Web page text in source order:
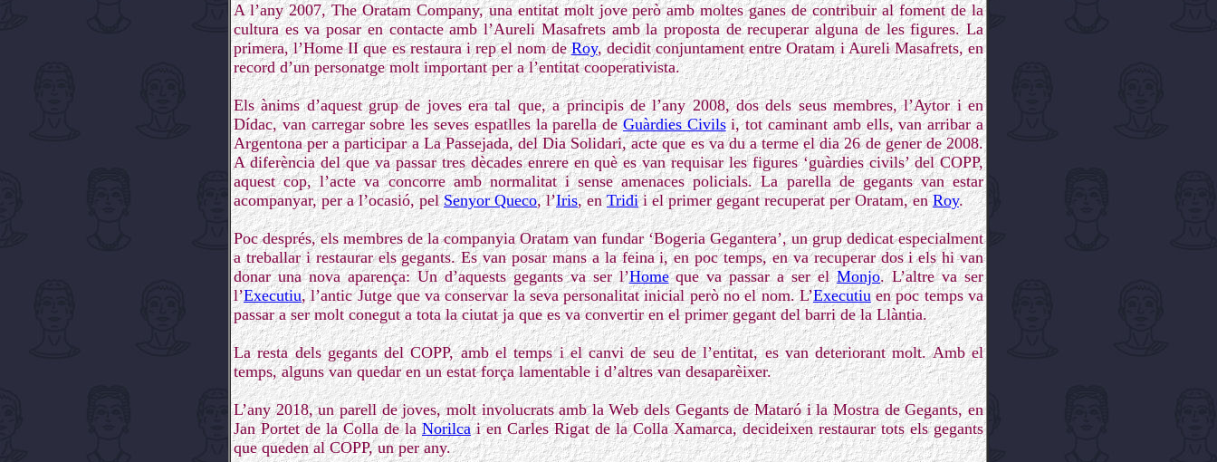
A l’any 2007, The Oratam Company, una entitat molt jove però amb moltes ganes de contribuir al foment de la
cultura es va posar en contacte amb l’Aureli Masafrets amb la proposta de recuperar alguna de les figures. La
primera, l’Home II que es restaura i rep el nom deRoy, decidit conjuntament entre Oratam i Aureli Masafrets, en
record d’un personatge molt important per a l’entitat cooperativista.
Els ànims d’aquest grup de joves era tal que, a principis de l’any 2008, dos dels seus membres, l’Aytor i en
Dídac, van carregar sobre les seves espatlles la parella deGuàrdies Civilsi, tot caminant amb ells, van arribar a
Argentona per a participar a La Passejada, del Dia Solidari, acte que es va du a terme el dia 26 de gener de 2008.
A diferència del que va passar tres dècades enrere en què es van requisar les figures ‘guàrdies civils’ del COPP,
aquest cop, l’acte va concorre amb normalitat i sense amenaces policials. La parella de gegants van estar
acompanyar, per a l’ocasió, pelSenyor Queco, l’Iris, enTridii el primer gegant recuperat per Oratam, enRoy.
Poc després, els membres de la companyia Oratam van fundar ‘Bogeria Gegantera’, un grup dedicat especialment
a treballar i restaurar els gegants. Es van posar mans a la feina i, en poc temps, en va recuperar dos i els hi van
donar una nova aparença: Un d’aquests gegants va ser l’Homeque va passar a ser elMonjo. L’altre va ser
l’Executiu, l’antic Jutge que va conservar la seva personalitat inicial però no el nom. L’Executiuen poc temps va
passar a ser molt conegut a tota la ciutat ja que es va convertir en el primer gegant del barri de la Llàntia.
La resta dels gegants del COPP, amb el temps i el canvi de seu de l’entitat, es van deteriorant molt. Amb el
temps, alguns van quedar en un estat força lamentable i d’altres van desaparèixer.
L’any 2018, un parell de joves, molt involucrats amb la Web dels Gegants de Mataró i la Mostra de Gegants, en
Jan Portet de la Colla de laNorilcai en Carles Rigat de la Colla Xamarca, decideixen restaurar tots els gegants
que queden al COPP, un per any.